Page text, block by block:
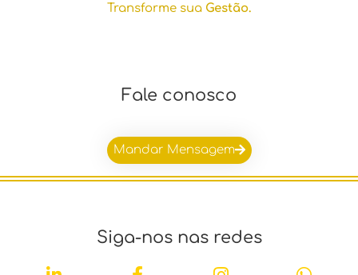
Transforme sua Gestão.
Fale conosco
Mandar Mensagem
Siga-nos nas redes